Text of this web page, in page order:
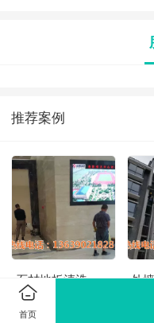
推荐案例
石材地板清洗 外
首页